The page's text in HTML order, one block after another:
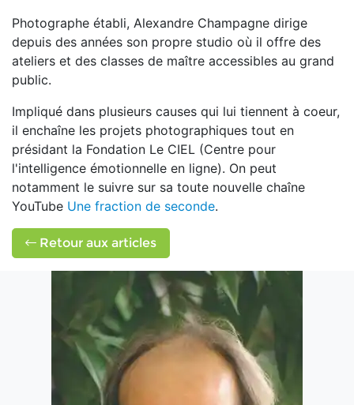
Photographe établi, Alexandre Champagne dirige
depuis des années son propre studio où il offre des
ateliers et des classes de maître accessibles au grand
public.
Impliqué dans plusieurs causes qui lui tiennent à coeur,
il enchaîne les projets photographiques tout en
présidant la Fondation Le CIEL (Centre pour
l'intelligence émotionnelle en ligne). On peut
notamment le suivre sur sa toute nouvelle chaîne
YouTube Une fraction de seconde.
Retour aux articles